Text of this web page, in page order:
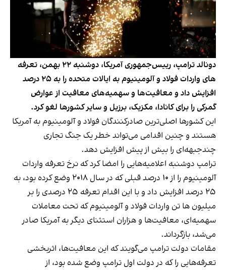
دونالد ترامپ، رییس‌جمهوری آمریکا، دوشنبه ۲۲ بهمن، تعرفه
های واردات فولاد و آلومینیوم به ایالات متحده را به ۲۵ درصد
افزایش داد و معافیت‌ها و سهمیه‌های معافیت از عوارض
گمرکی را برای کانادا، مکزیک، برزیل و سایر کشورها لغو کرد.
این کشورها اصلی‌ترین صادرکنندگان فولاد و آلومینیوم به آمریکا
هستند و چنین اقدامی می‌تواند خطر یک جنگ تجاری
چندجبهه‌ای را بیش از پیش افزایش دهد.
ترامپ دوشنبه اعلامیه‌هایی را امضا کرد که نرخ تعرفه واردات
آلومینیوم را از ۱۰ درصد قبلی که در سال ۲۰۱۸ وضع کرده بود، به
۲۵ درصد افزایش داد و با این اقدام تعرفه ۲۵ درصدی را بر
میلیون ها تن واردات فولاد و آلومینیوم که تحت معاملات
سهمیه‌ای، معافیت‌ها و هزاران استثنای دیگر به آمریکا صادر
می‌‎شد، بازگرداند.
مقامات دولت ترامپ می‌گویند که این معافیت‌ها، اثربخشی
تعرفه‌هایی را که در دولت اول ترامپ وضع شده بود، از